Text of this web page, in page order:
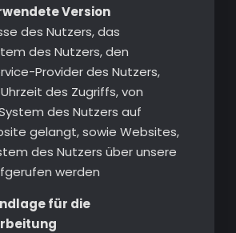
Version
des Nutzers, das
des Nutzers, den
Provider des Nutzers,
des Zugriffs, von
des Nutzers auf
gelangt, sowie Websites,
des Nutzers über unsere
werden
für die